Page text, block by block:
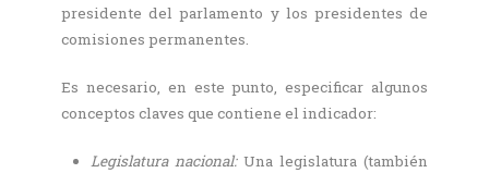
presidente del parlamento y los presidentes de
comisiones permanentes.
Es necesario, en este punto, especificar algunos
conceptos claves que contiene el indicador:
Legislatura nacional:Una legislatura (también